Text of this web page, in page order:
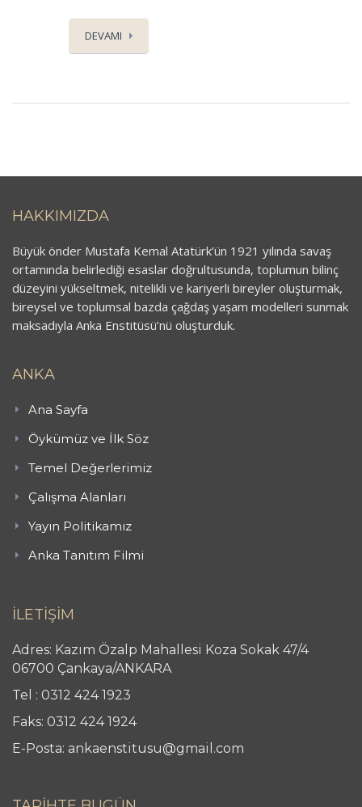
DEVAMI
HAKKIMIZDA
Büyük önder Mustafa Kemal Atatürk’ün 1921 yılında savaş
ortamında belirlediği esaslar doğrultusunda, toplumun bilinç
düzeyini yükseltmek, nitelikli ve kariyerli bireyler oluşturmak,
bireysel ve toplumsal bazda çağdaş yaşam modelleri sunmak
maksadıyla Anka Enstitüsü’nü oluşturduk.
ANKA
Ana Sayfa
Öykümüz ve İlk Söz
Temel Değerlerimiz
Çalışma Alanları
Yayın Politikamız
Anka Tanıtım Filmi
İLETİŞİM
Adres: Kazım Özalp Mahallesi Koza Sokak 47/4
06700 Çankaya/ANKARA
Tel : 0312 424 1923
Faks: 0312 424 1924
E-Posta: ankaenstitusu@gmail.com